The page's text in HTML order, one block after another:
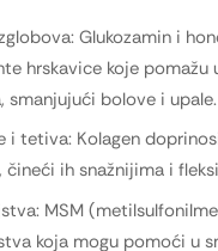
Glukozamin i
hrskavice koje pomažu
smanjujući bolove i upale.
i tetiva: Kolagen
čineći ih snažnijima i
MSM
koja mogu pomoći u